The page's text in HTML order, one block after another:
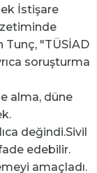
İstişare
"TÜSİAD
soruşturma
alma, düne
değindi.Sivil
edebilir.
amaçladı.